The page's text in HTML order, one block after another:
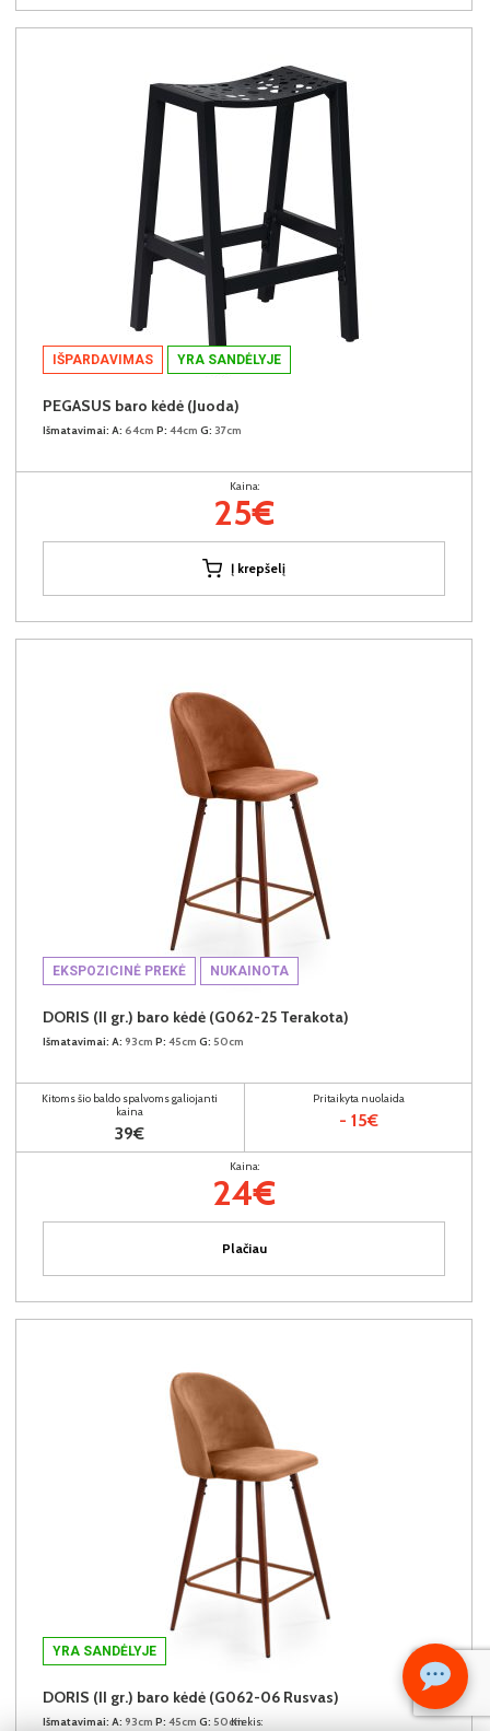
Kiekis:
IŠPARDAVIMAS YRA SANDĖLYJE
PEGASUS baro kėdė (Juoda)
Išmatavimai: A: 64cm P: 44cm G: 37cm
Kaina:
25€
Į krepšelį
EKSPOZICINĖ PREKĖ NUKAINOTA
DORIS (II gr.) baro kėdė (G062-25 Terakota)
Išmatavimai: A: 93cm P: 45cm G: 50cm
Kitoms šio baldo spalvoms galiojanti
kaina
39€
Pritaikyta nuolaida
- 15€
Kaina:
24€
Plačiau
YRA SANDĖLYJE
DORIS (II gr.) baro kėdė (G062-06 Rusvas)
Išmatavimai: A: 93cm P: 45cm G: 50cm